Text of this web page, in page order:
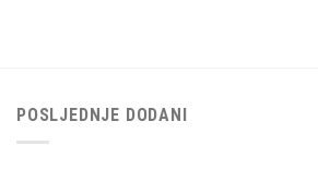
POSLJEDNJE DODANI